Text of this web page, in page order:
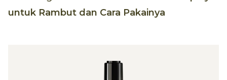
untuk Rambut dan Cara Pakainya